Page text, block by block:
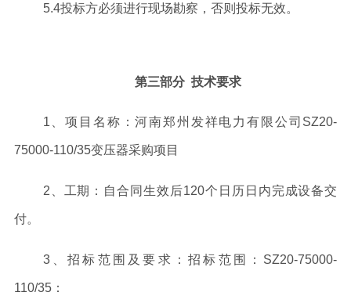
5.4投标方必须进行现场勘察，否则投标无效。
第三部分 技术要求
1、项目 名称：河南郑州发祥电力有限公司 SZ20-
75000-110/35变压器采购项目
2 、工期：自合同生效后120个日历日内完成设备交
付。
3、招标范围及要求：招标范围： SZ20-75000-
110/35：